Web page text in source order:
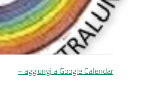
+ aggiungi a Google Calendar